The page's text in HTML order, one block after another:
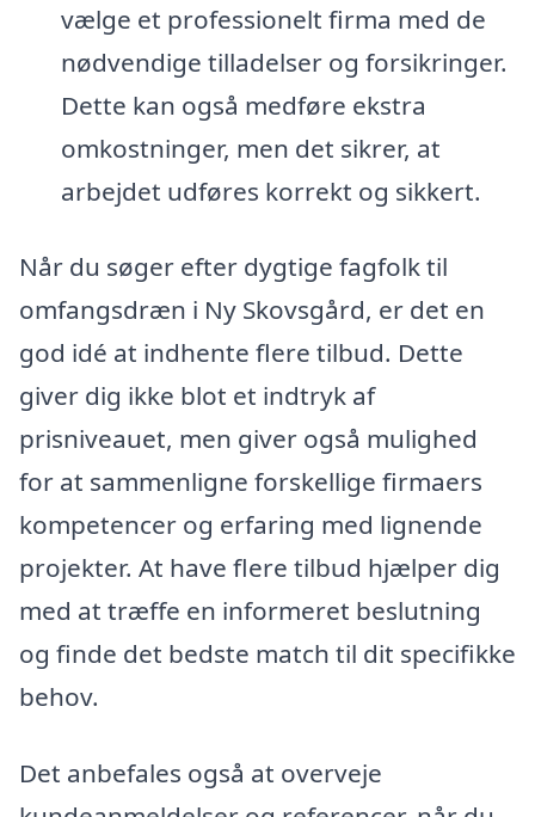
vælge et professionelt firma med de
nødvendige tilladelser og forsikringer.
Dette kan også medføre ekstra
omkostninger, men det sikrer, at
arbejdet udføres korrekt og sikkert.
Når du søger efter dygtige fagfolk til
omfangsdræn i Ny Skovsgård, er det en
god idé at indhente flere tilbud. Dette
giver dig ikke blot et indtryk af
prisniveauet, men giver også mulighed
for at sammenligne forskellige firmaers
kompetencer og erfaring med lignende
projekter. At have flere tilbud hjælper dig
med at træffe en informeret beslutning
og finde det bedste match til dit specifikke
behov.
Det anbefales også at overveje